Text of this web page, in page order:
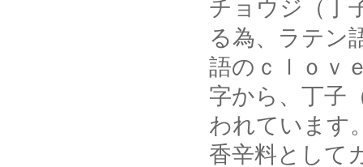
チョウジ（丁
る為、ラテン
語のｃｌｏｖ
字から、丁子
われています
香辛料として